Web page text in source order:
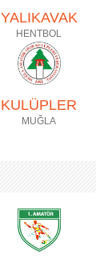
YALIKAVAK
HENTBOL
KULÜPLER
MUĞLA